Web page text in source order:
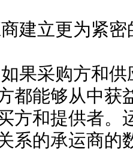
建立更为紧密
果采购方和
都能够从中获
方和提供者。
系的承运商的